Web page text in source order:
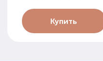
Купить